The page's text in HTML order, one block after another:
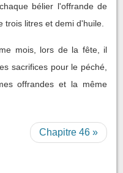
bélier l'offrande de
trois litres et demi d'huile.
mois, lors de la fête, il
sacrifices pour le péché,
offrandes et la même
Chapitre 46 »